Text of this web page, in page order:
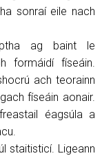
sonraí eile nach
ag baint le
formáidí físeáin.
ach teorainn
físeáin aonair.
éagsúla a
staitisticí. Ligeann